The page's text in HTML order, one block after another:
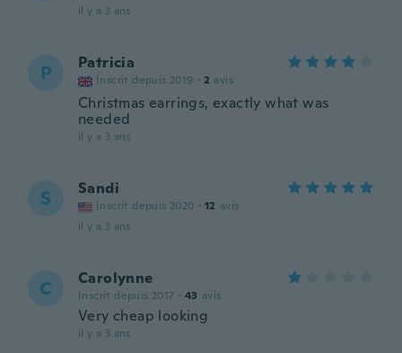
il y a 3 ans
P Patricia
Inscrit depuis 2019 · 2 avis
Christmas earrings, exactly what was
needed
il y a 3 ans
S Sandi
Inscrit depuis 2020 · 12 avis
il y a 3 ans
C Carolynne
Inscrit depuis 2017 · 43 avis
Very cheap looking
il y a 3 ans